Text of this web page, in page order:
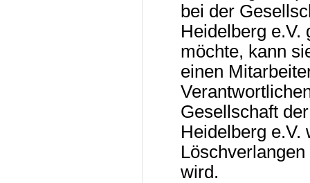
bei der
Heidelberg e.V.
möchte, kann
einen
Gesellschaft
Heidelberg e.V.
wird.